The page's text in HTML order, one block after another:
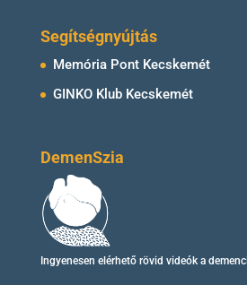
Segítségnyújtás
Memória Pont Kecskemét
GINKO Klub Kecskemét
DemenSzia
Ingyenesen elérhető rövid videóka